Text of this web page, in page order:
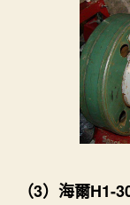
（3）海爾H1-